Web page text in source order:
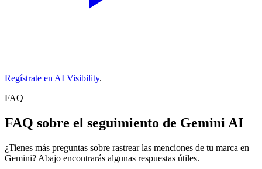
Regístrate en AI Visibility.
FAQ
FAQ sobre el seguimiento de Gemini AI
¿Tienes más preguntas sobre rastrear las menciones de tu marca en
Gemini? Abajo encontrarás algunas respuestas útiles.